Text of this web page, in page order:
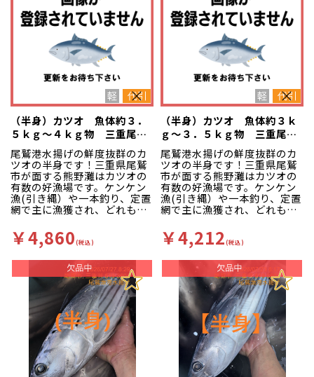
（半身）カツオ 魚体約３．
５ｋｇ～４ｋｇ物 三重尾鷲
港
尾鷲港水揚げの鮮度抜群のカ
ツオの半身です！三重県尾鷲
市が面する熊野灘はカツオの
有数の好漁場です。ケンケン
漁(引き縄）や一本釣り、定置
網で主に漁獲され、どれも漁
な状態で水揚げされます。赤
身主体の魚が多く、色味が良
￥4,860(税込)
（半身）カツオ 魚体約３ｋ
ｇ～３．５ｋｇ物 三重尾鷲
港
尾鷲港水揚げの鮮度抜群のカ
ツオの半身です！三重県尾鷲
市が面する熊野灘はカツオの
有数の好漁場です。ケンケン
漁(引き縄）や一本釣り、定置
網で主に漁獲され、どれも漁
な状態で水揚げされます。赤
身主体の魚が多く、色味が良
￥4,212(税込)